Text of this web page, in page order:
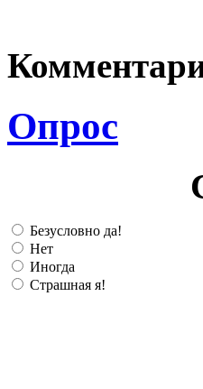
Опрос
Безусловно да!
Нет
Иногда
Страшная я!